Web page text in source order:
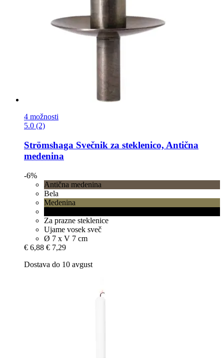
4 možnosti
5.0 (2)
Strömshaga Svečnik za steklenico, Antična
medenina
-6%
Antična medenina
Bela
Medenina
Za prazne steklenice
Ujame vosek sveč
Ø 7 x V 7 cm
€ 6,88 € 7,29
Dostava do 10 avgust